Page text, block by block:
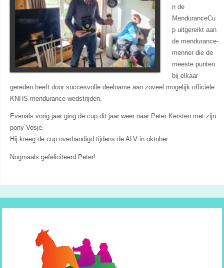
n de
MenduranceCu
p uitgereikt aan
de mendurance-
menner die de
meeste punten
bij elkaar
gereden heeft door succesvolle deelname aan zoveel mogelijk officiële
KNHS mendurance-wedstrijden.
Evenals vorig jaar ging de cup dit jaar weer naar Peter Kersten met zijn
pony Vosje.
Hij kreeg de cup overhandigd tijdens de ALV in oktober.
Nogmaals gefeliciteerd Peter!